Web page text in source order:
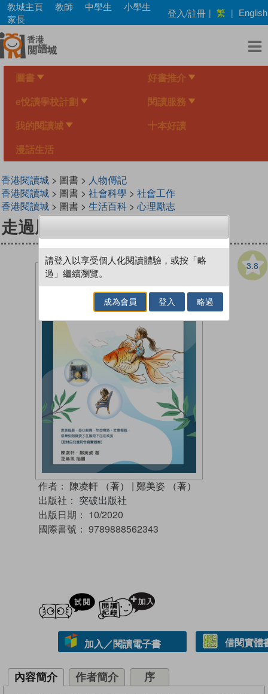
Skip
main
content
教城主頁 教師 中學生
小學生
家長
登入/註冊 | 繁 | English
圖書 好書推介
e悅讀學校計劃 閱讀服務
我的閱讀城 十本好讀
漫話生活
香港閱讀城> 圖書 > 人物傳記
香港閱讀城> 圖書 > 社會科學 > 社會工作
香港閱讀城> 圖書 > 生活百科> 心理勵志
走過風雨的孩子
3.8
作者： 陳凌軒 （著） | 鄭美姿 （著）
出版社： 突破出版社
出版日期： 10/2020
國際書號： 9789888562343
試閲
加入／閱讀電子書 借閱實體
內容簡介 作者簡介 序
請登入以享受個人化閱讀體驗，或按「略
過」繼續瀏覽。
成為會員 登入 略過